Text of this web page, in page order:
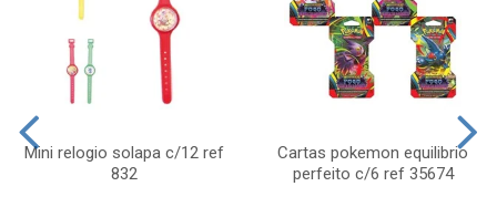
Mini relogio solapa c/12 ref
832
Cartas pokemon equilibrio
perfeito c/6 ref 35674